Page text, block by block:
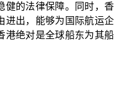
健的法律保障。同时，香
进出，能够为国际航运企
港绝对是全球船东为其船